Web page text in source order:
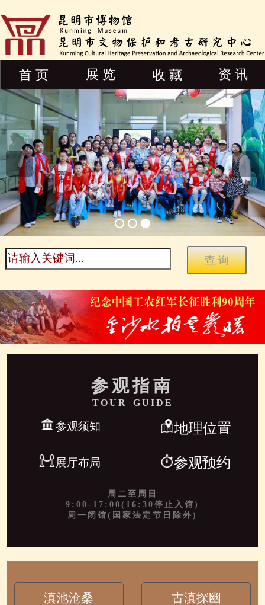
首 页 展 览 收 藏 资 讯
参观指南
TOUR GUIDE
参观须知 地理位置
展厅布局 参观预约
周二至周日
9:00-17:00(16:30停止入馆)
周一闭馆(国家法定节日除外)
滇池沧桑 古滇探幽